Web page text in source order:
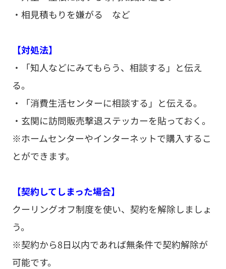
・相見積もりを嫌がる など
【対処法】
・「知人などにみてもらう、相談する」と伝え
る。
・「消費生活センターに相談する」と伝える。
・玄関に訪問販売撃退ステッカーを貼っておく。
※ホームセンターやインターネットで購入するこ
とができます。
【契約してしまった場合】
クーリングオフ制度を使い、契約を解除しましょ
う。
※契約から8日以内であれば無条件で契約解除が
可能です。